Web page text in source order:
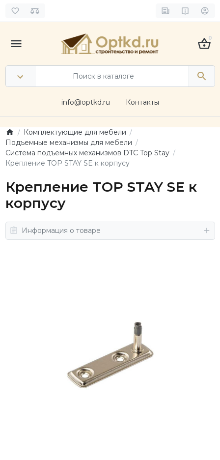
0
info@optkd.ru Контакты
Комплектующие для мебели
Подъемные механизмы для мебели
Система подъемных механизмов DTC Top Stay
Крепление TOP STAY SE к корпусу
Крепление TOP STAY SE к
корпусу
Информация о товаре